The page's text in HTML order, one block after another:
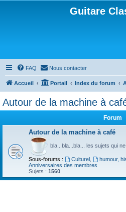
Guitare
FAQ Nous contacter
Accueil Portail Index du forum
Autour de la machine à
Forum
Autour de la machine à café
bla...bla...bla... les sujets qui
Sous-forums : Culturel, humour,
Anniversaires des membres
Sujets : 1560